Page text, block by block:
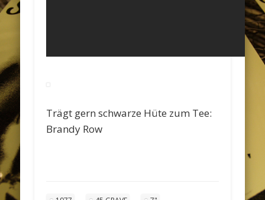
Trägt gern schwarze Hüte zum Tee:
Brandy Row